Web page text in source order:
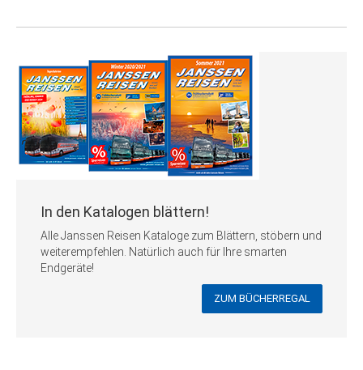
In den Katalogen blättern!
Alle Janssen Reisen Kataloge zum Blättern, stöbern und
weiterempfehlen. Natürlich auch für Ihre smarten
Endgeräte!
ZUM BÜCHERREGAL